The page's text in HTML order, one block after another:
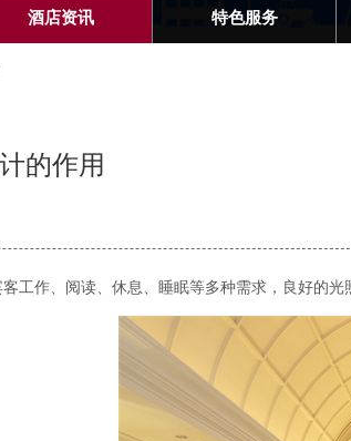
酒店资讯 特色服务
的作用
工作、阅读、休息、睡眠等多种需求，良好的